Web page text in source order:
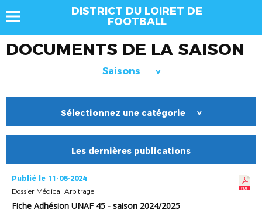
DISTRICT DU LOIRET DE
FOOTBALL
DOCUMENTS DE LA SAISON
Saisons >
Sélectionnez une catégorie >
Les dernières publications
Publié le 11-06-2024
Dossier Médical Arbitrage
Fiche Adhésion UNAF 45 - saison 2024/2025